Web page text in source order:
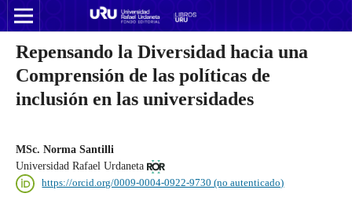
Repensando la Diversidad hacia una
Comprensión de las políticas de
inclusión en las universidades
MSc. Norma Santilli
Universidad Rafael Urdaneta
https://orcid.org/0009-0004-0922-9730 (no autenticado)